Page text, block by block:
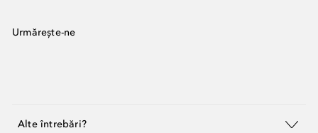
Urmărește-ne
Alte întrebări?